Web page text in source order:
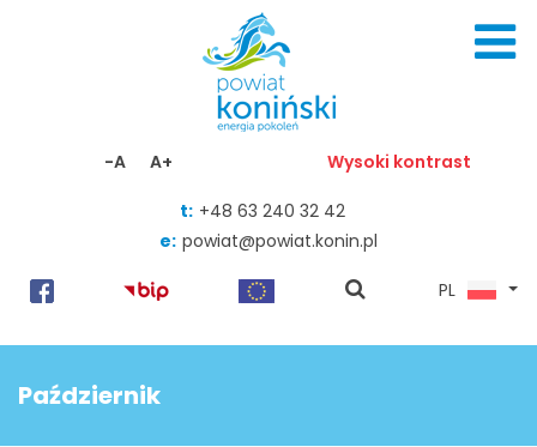
-A A+ Wysoki kontrast
t: +48 63 240 32 42
e: powiat@powiat.konin.pl
pokaż
PL
Październik